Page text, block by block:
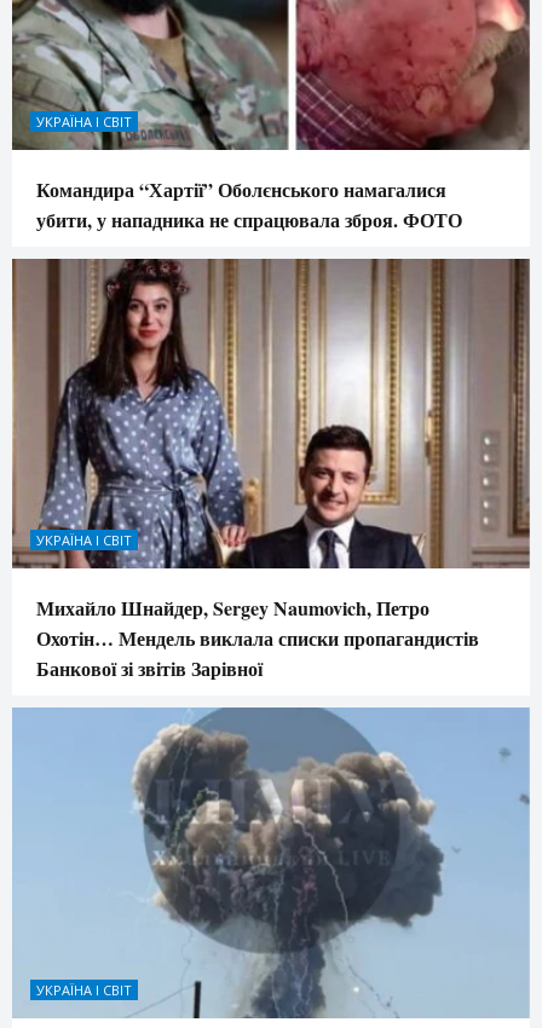
УКРАЇНА І СВІТ
Командира “Хартії” Оболєнського намагалися
убити, у нападника не спрацювала зброя. ФОТО
УКРАЇНА І СВІТ
Михайло Шнайдер, Sergey Naumovich, Петро
Охотін… Мендель виклала списки пропагандистів
Банкової зі звітів Зарівної
УКРАЇНА І СВІТ